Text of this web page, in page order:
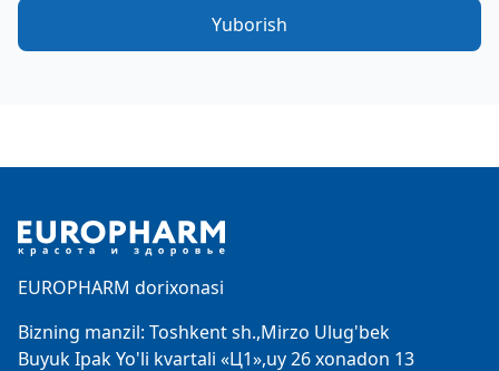
Yuborish
EUROPHARM dorixonasi
Bizning manzil: Toshkent sh.,Mirzo Ulug'bek
Buyuk Ipak Yo'li kvartali «Ц1»,uy 26 xonadon 13